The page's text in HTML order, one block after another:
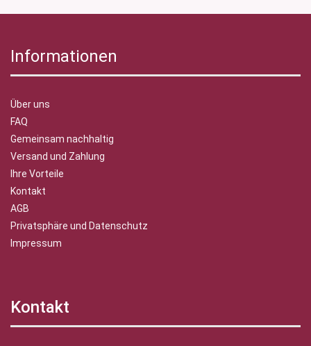
Informationen
Über uns
FAQ
Gemeinsam nachhaltig
Versand und Zahlung
Ihre Vorteile
Kontakt
AGB
Privatsphäre und Datenschutz
Impressum
Kontakt